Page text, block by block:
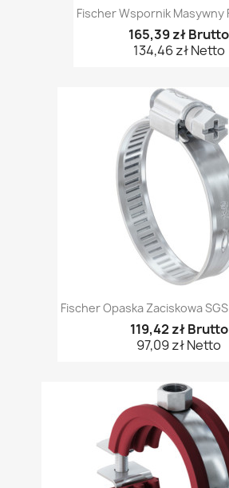
Fischer Wspornik Masywny
165,39 zł Brutto
134,46 zł Netto
Fischer Opaska Zaciskowa
119,42 zł Brutto
97,09 zł Netto